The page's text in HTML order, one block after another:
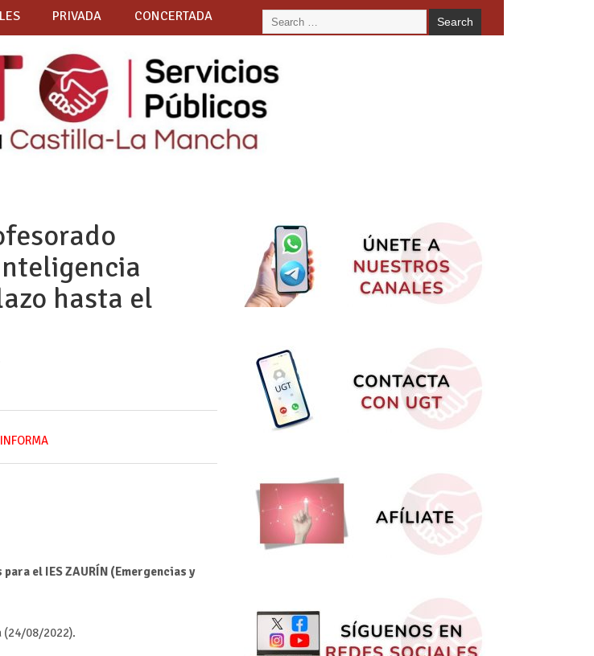
PRIVADA CONCERTADA
hasta el
el IES ZAURÍN (Emergencias y
(24/08/2022).